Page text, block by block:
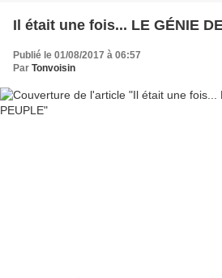
Il était une fois... LE GÉNIE
Publié le 01/08/2017 à 06:57
Par Tonvoisin